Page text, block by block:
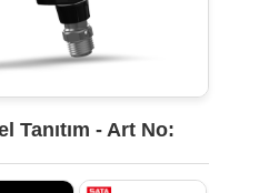
Tanıtım - Art No: